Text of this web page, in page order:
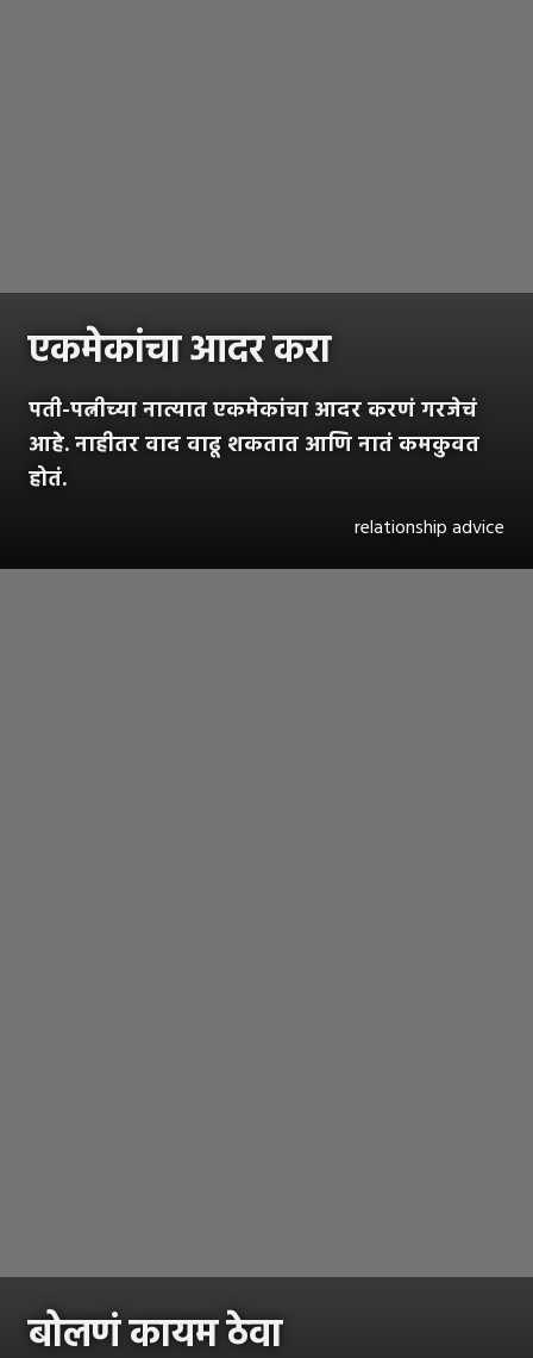
एकमेकांचा आदर करा
पती-पत्नीच्या नात्यात एकमेकांचा आदर करणं गरजेचं
आहे. नाहीतर वाद वाढू शकतात आणि नातं कमकुवत
होतं.
relationship advice
बोलणं कायम ठेवा